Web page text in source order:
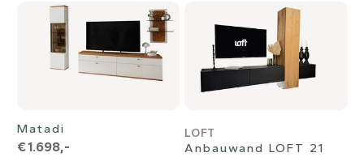
Matadi
€ 1.698,-
LOFT
Anbauwand LOFT 21